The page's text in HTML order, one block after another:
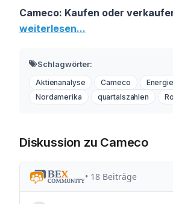
Cameco: Kaufen oder
weiterlesen...
Schlagwörter:
Aktienanalyse Cameco
Nordamerika
quartalszahlen
Diskussion zu Cameco